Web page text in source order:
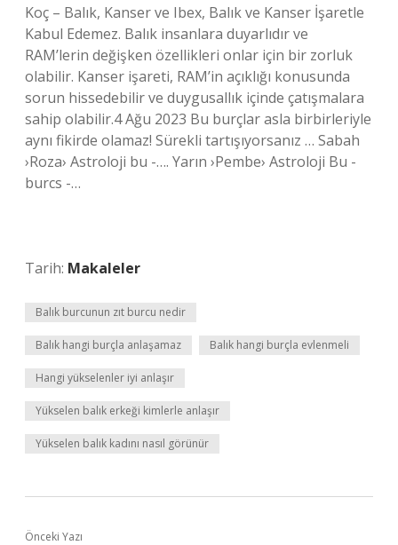
Koç – Balık, Kanser ve Ibex, Balık ve Kanser İşaretle
Kabul Edemez. Balık insanlara duyarlıdır ve
RAM’lerin değişken özellikleri onlar için bir zorluk
olabilir. Kanser işareti, RAM’in açıklığı konusunda
sorun hissedebilir ve duygusallık içinde çatışmalara
sahip olabilir.4 Ağu 2023 Bu burçlar asla birbirleriyle
aynı fikirde olamaz! Sürekli tartışıyorsanız … Sabah
›Roza› Astroloji bu -…. Yarın ›Pembe› Astroloji Bu -
burcs -…
Tarih: Makaleler
Balık burcunun zıt burcu nedir
Balık hangi burçla anlaşamaz Balık hangi burçla evlenmeli
Hangi yükselenler iyi anlaşır
Yükselen balık erkeği kimlerle anlaşır
Yükselen balık kadını nasıl görünür
Önceki Yazı